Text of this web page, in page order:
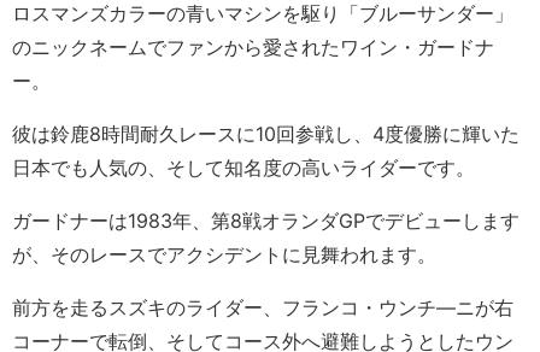
ロスマンズカラーの青いマシンを駆り「ブルーサンダー」
のニックネームでファンから愛されたワイン・ガードナ
ー。
彼は鈴鹿8時間耐久レースに10回参戦し、4度優勝に輝いた
日本でも人気の、そして知名度の高いライダーです。
ガードナーは1983年、第8戦オランダGPでデビューします
が、そのレースでアクシデントに見舞われます。
前方を走るスズキのライダー、フランコ・ウンチ―ニが右
コーナーで転倒、そしてコース外へ避難しようとしたウン